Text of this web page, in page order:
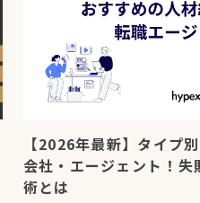
【2026年最新】タイプ
会社・エージェント！
術とは